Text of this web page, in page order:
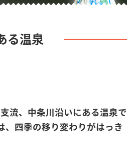
る温泉
流、中条川沿いにある温泉で
四季の移り変わりがはっき